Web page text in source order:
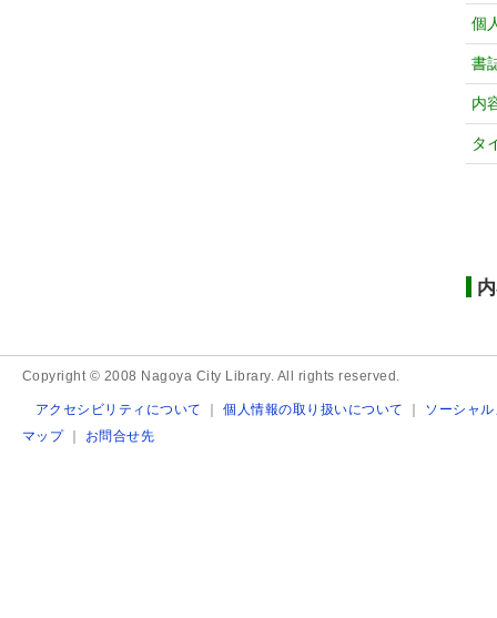
個
書
内
タ
Copyright © 2008 Nagoya City Library. All rights reserved.
アクセシビリティについて ｜個人情報の取り扱いについて ｜ ソーシャ
マップ｜ お問合せ先